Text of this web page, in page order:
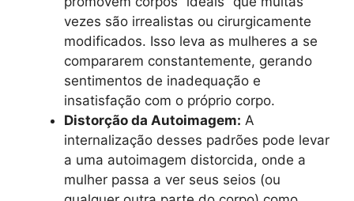
vezes são irrealistas ou cirurgicamente
modificados. Isso leva as mulheres a se
compararem constantemente, gerando
sentimentos de inadequação e
insatisfação com o próprio corpo.
Distorção da Autoimagem: A
internalização desses padrões pode levar
a uma autoimagem distorcida, onde a
mulher passa a ver seus seios (ou